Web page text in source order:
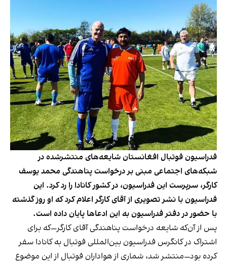
فدراسیون فوتبال افغانستان شایعه‌های منتشرشده در
شبکه‌های اجتماعی مبنی بر درخواست پناهندگی محمد یوسف
کارگر، سرپرست این فدراسیون، در کشور کانادا را رد کرد. این
فدراسیون با نشر تصویری از آقای کارگر اعلام کرد که او روز گذشته
با حضور در دفتر فدراسیون به این ادعاها پایان داده است.
پس از آن‌که شایعه درخواست پناهندگی آقای کارگر—که برای
اشتراک در کانگرس فدراسیون بین‌المللی فوتبال به کانادا سفر
کرده بود—منتشر شد، شماری از هواداران فوتبال از این موضوع